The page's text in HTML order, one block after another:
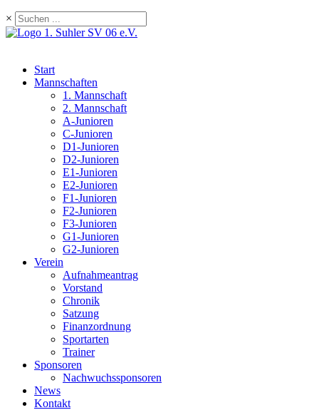
×
Start
Mannschaften
1. Mannschaft
2. Mannschaft
A-Junioren
C-Junioren
D1-Junioren
D2-Junioren
E1-Junioren
E2-Junioren
F1-Junioren
F2-Junioren
F3-Junioren
G1-Junioren
G2-Junioren
Verein
Aufnahmeantrag
Vorstand
Chronik
Satzung
Finanzordnung
Sportarten
Trainer
Sponsoren
Nachwuchssponsoren
News
Kontakt